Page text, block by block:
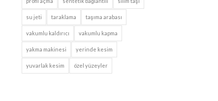
su jeti taraklama taşıma arabası
vakumlu kaldırıcı vakumlu kapma
yakma makinesi yerinde kesim
yuvarlak kesim özel yüzeyler